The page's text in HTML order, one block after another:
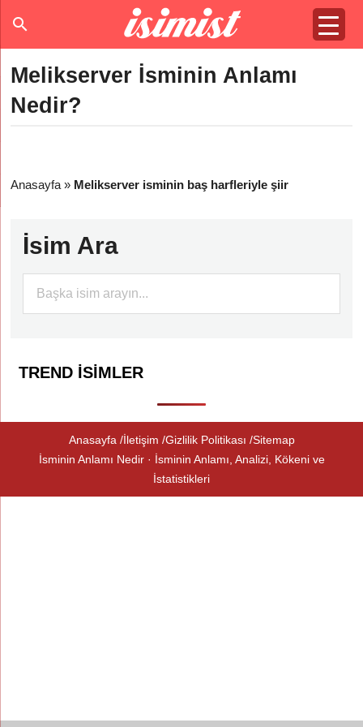
Melikserver İsminin Anlamı
Nedir?
Anasayfa » Melikserver isminin baş harfleriyle şiir
İsim Ara
TREND İSIMLER
Anasayfa İletişim Gizlilik Politikası Sitemap
İsminin Anlamı Nedir · İsminin Anlamı, Analizi, Kökeni ve
İstatistikleri